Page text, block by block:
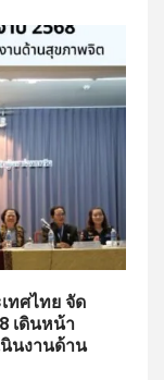
ทศไทย จัด
เดินหน้า
นงานด้าน